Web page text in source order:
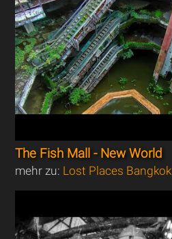
The Fish Mall - New World
mehr zu: Lost Places Bangkok